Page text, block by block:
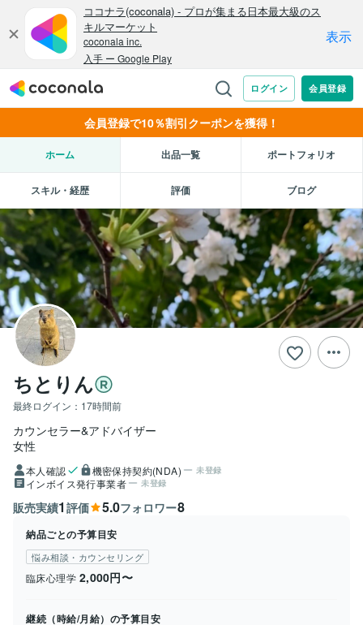
会員登録で10％割引クーポンを獲得！
ホーム 出品一覧 ポートフォリオ
スキル・経歴 評価 ブログ
ちとりん
最終ログイン： 17時間前
カウンセラー&アドバイザー
女性
本人確認 機密保持契約(NDA) 未登録
インボイス発行事業者 未登録
販売実績1 評価 5.0フォロワー8
納品ごとの予算目安
悩み相談・カウンセリング
臨床心理学 2,000円〜
継続（時給/月給）の予算目安